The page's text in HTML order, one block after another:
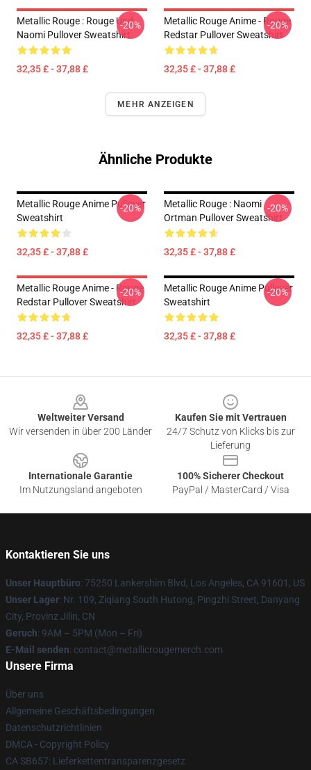
Metallic Rouge : Rouge Und
Naomi Pullover Sweatshirt
32,35 £ - 37,88 £
-20%
Metallic Rouge Anime - Rouge
Redstar Pullover Sweatshirt
32,35 £ - 37,88 £
-20%
MEHR ANZEIGEN
Ähnliche Produkte
Metallic Rouge Anime Pullover
Sweatshirt
32,35 £ - 37,88 £
-20%
Metallic Rouge : Naomi
Ortman Pullover Sweatshirt
32,35 £ - 37,88 £
-20%
Metallic Rouge Anime - Rouge
Redstar Pullover Sweatshirt
32,35 £ - 37,88 £
-20%
Metallic Rouge Anime Pullover
Sweatshirt
32,35 £ - 37,88 £
-20%
Weltweiter Versand
Wir versenden in über 200 Länder
Kaufen Sie mit Vertrauen
24/7 Schutz von Klicks bis zur
Lieferung
Internationale Garantie
Im Nutzungsland angeboten
100% Sicherer Checkout
PayPal / MasterCard / Visa
Kontaktieren Sie uns
Unser Hauptbüro: 75250 Lankershim Blvd, Los Angeles, CA 91601, US
Unser Lager: Nr. 109, Ziqiang South Hutong, Pingzhi Street, Danyang
City, Provinz Jilin, CN
Geruch: 9AM – 5PM (Mon – Fri)
E-Mail senden: contact@metallicrougemerch.com
Unsere Firma
Über uns
Allgemeine Geschäftsbedingungen
Datenschutzrichtlinien
DMCA - Copyright Policy
CA SB657: Lieferkettentransparenzgesetz